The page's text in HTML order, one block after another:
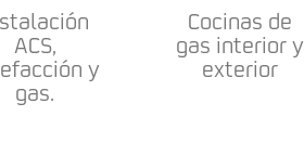
ACS,
y
gas.
Cocinas de
gas interior y
exterior